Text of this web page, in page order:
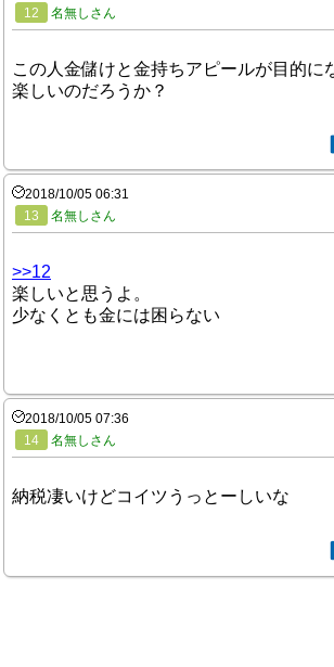
12
名無しさん
この人金儲けと金持ちアピールが目的に
楽しいのだろうか？
2018/10/05 06:31
13
名無しさん
>>12
楽しいと思うよ。
少なくとも金には困らない
2018/10/05 07:36
14
名無しさん
納税凄いけどコイツうっとーしいな